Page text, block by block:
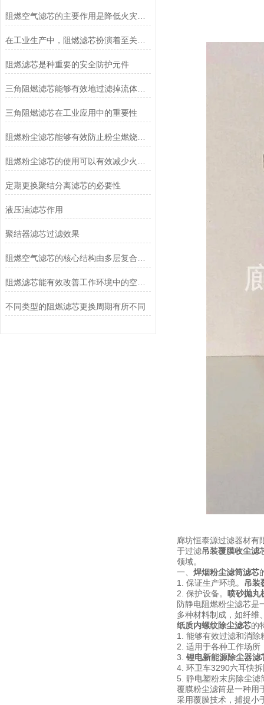
阻燃空气滤芯的主要作用是降低火灾风险
阻燃滤芯是种重要的安全防护元件
三角阻燃滤芯能够有效地过滤掉流体中的各类杂质
三角阻燃滤芯在工业应用中的重要性
阻燃粉尘滤芯能够有效防止粉尘燃烧和爆炸事故的发生
定期更换聚结分离滤芯的必要性
液压油滤芯作用
聚结器滤芯过滤效果
阻燃滤芯能有效改善工作环境中的空气质量
不同类型的阻燃滤芯更换周期有所不同
廊坊恒泰源过滤器材有
于过滤吊装覆膜收尘滤
领域。
一、 焊烟粉尘滤筒滤芯
1. 保证生产环境。 吊装
2. 保护设备。
喷砂抛丸
防静电阻燃粉尘滤芯是
多种材料制成，如纤维
纸质内螺纹除尘滤芯的
1. 能够有效过滤和消
2. 适用于各种工作场
3. 锂电新能源除尘器滤
4. 环卫车3290六耳快
5. 静电塑粉末房除尘
覆膜粉尘滤筒是一种用
采用覆膜技术，捕捉小